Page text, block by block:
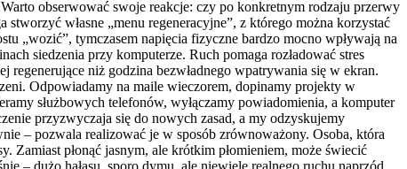
obserwować swoje reakcje: czy po konkretnym rodzaju przerwy
własne „menu regeneracyjne”, z którego można korzystać
„wozić”, tymczasem napięcia fizyczne bardzo mocno wpływają na
siedzenia przy komputerze. Ruch pomaga rozładować stres
niż godzina bezwładnego wpatrywania się w ekran.
Odpowiadamy na maile wieczorem, dopinamy projekty w
służbowych telefonów, wyłączamy powiadomienia, a komputer
przyzwyczaja się do nowych zasad, a my odzyskujemy
– pozwala realizować je w sposób zrównoważony. Osoba, która
Zamiast płonąć jasnym, ale krótkim płomieniem, może świecić
– dużo hałasu, sporo dymu, ale niewiele realnego ruchu naprzód.